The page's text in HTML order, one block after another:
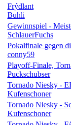
Frýdlant
Buhli
Gewinnspiel -
SchlauerFuchs
Pokalfinale gegen
conny59
Playoff-Finale,
Puckschubser
Tornado Niesky -
Kufenschoner
Tornado Niesky -
Kufenschoner